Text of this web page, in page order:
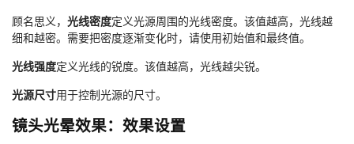
顾名思义， 光线密度定义光源周围的光线密度。该值越高，光线越
细和越密。需要把密度逐渐变化时，请使用初始值和最终值。
光线强度定义光线的锐度。该值越高，光线越尖锐。
光源尺寸用于控制光源的尺寸。
镜头光晕效果：效果设置